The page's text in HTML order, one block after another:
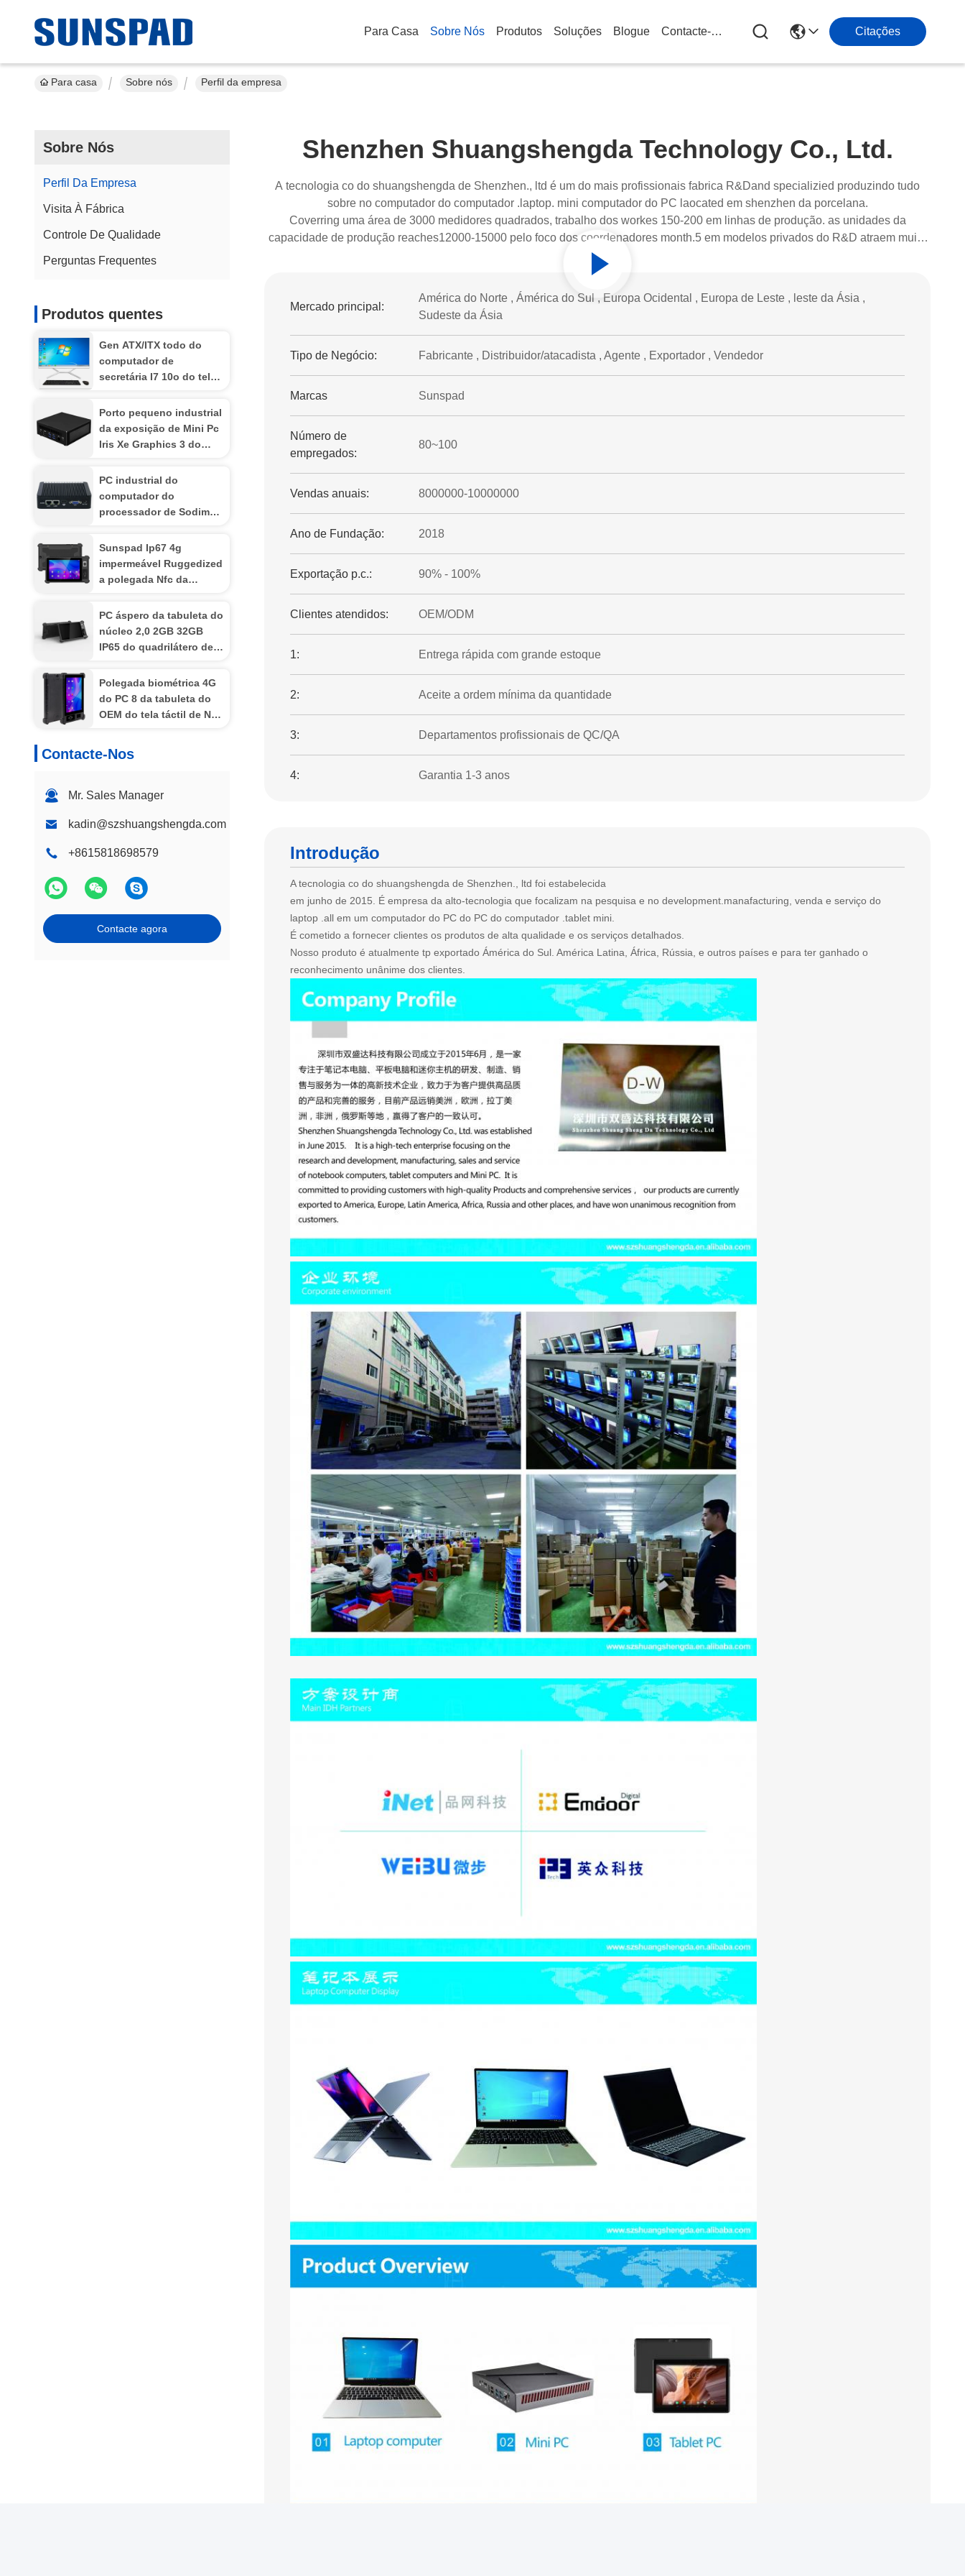
Para Casa Sobre Nós Produtos Soluções Blogue Contacte-Nos Citações
Para casa Sobre nós Perfil da empresa
Sobre Nós
Perfil Da Empresa
Visita À Fábrica
Controle De Qualidade
Perguntas Frequentes
Produtos quentes
Gen ATX/ITX todo do
computador de
secretária I7 10o do tela
PCes um Desktop
Porto pequeno industrial
da exposição de Mini Pc
Iris Xe Graphics 3 do
11o do núcleo I5 1135g7
da vitória 11
PC industrial do
computador do
processador de Sodimm
/J1800/J1900/N2830
Sunspad Ip67 4g
impermeável Ruggedized
a polegada Nfc da
industrial
PC áspero da tabuleta do
núcleo 2,0 2GB 32GB
IP65 do quadrilátero de
impermeável
Polegada biométrica 4G
do PC 8 da tabuleta do
OEM do tela táctil de Nfc
Contacte-Nos
Mr. Sales Manager
kadin@szshuangshengda.com
+8615818698579
Contacte agora
Shenzhen Shuangshengda Technology Co., Ltd.
A tecnologia co do shuangshengda de Shenzhen., ltd é um do mais profissionais fabrica R&Dand specializied produzindo tudo
sobre no computador do computador .laptop. mini computador do PC laocated em shenzhen da porcelana.
Coverring uma área de 3000 medidores quadrados, trabalho dos workes 150-200 em linhas de produção. as unidades da
capacidade de produção reaches12000-15000 pelo foco dos coordenadores month.5 em modelos privados do R&D atraem muito
entre mercados diferentes, nós ganharam a produção ultramarina do requtation do higt equipados com o dispositivo preciso
profissional, verificador detalhado da bateria de lítio, prateleira do teste de envelhecimento, dispositivo quente do arquivo do
psiquiatra, dispositivo do pacote, sala livre de poeira do TP cumprir a exigência diferente dos clientes por todo o lado no mundo
.CE.FCC.ROHS do th. Certificados de GMS muito im
Mercado principal:
América do Norte , Ámérica do Sul , Europa Ocidental , Europa de Leste , leste da Ásia ,
Sudeste da Ásia
Tipo de Negócio: Fabricante , Distribuidor/atacadista , Agente , Exportador , Vendedor
Marcas Sunspad
Número de
empregados:
80~100
Vendas anuais: 8000000-10000000
Ano de Fundação: 2018
Exportação p.c.: 90% - 100%
Clientes atendidos: OEM/ODM
1: Entrega rápida com grande estoque
2: Aceite a ordem mínima da quantidade
3: Departamentos profissionais de QC/QA
4: Garantia 1-3 anos
Introdução
A tecnologia co do shuangshengda de Shenzhen., ltd foi estabelecida
em junho de 2015. É empresa da alto-tecnologia que focalizam na pesquisa e no development.manafacturing, venda e serviço do
laptop .all em um computador do PC do PC do computador .tablet mini.
É cometido a fornecer clientes os produtos de alta qualidade e os serviços detalhados.
Nosso produto é atualmente tp exportado Ámérica do Sul. América Latina, África, Rússia, e outros países e para ter ganhado o
reconhecimento unânime dos clientes.